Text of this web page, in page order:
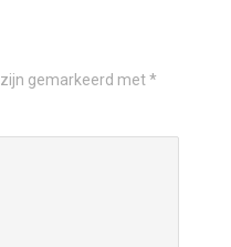
gemarkeerd met*